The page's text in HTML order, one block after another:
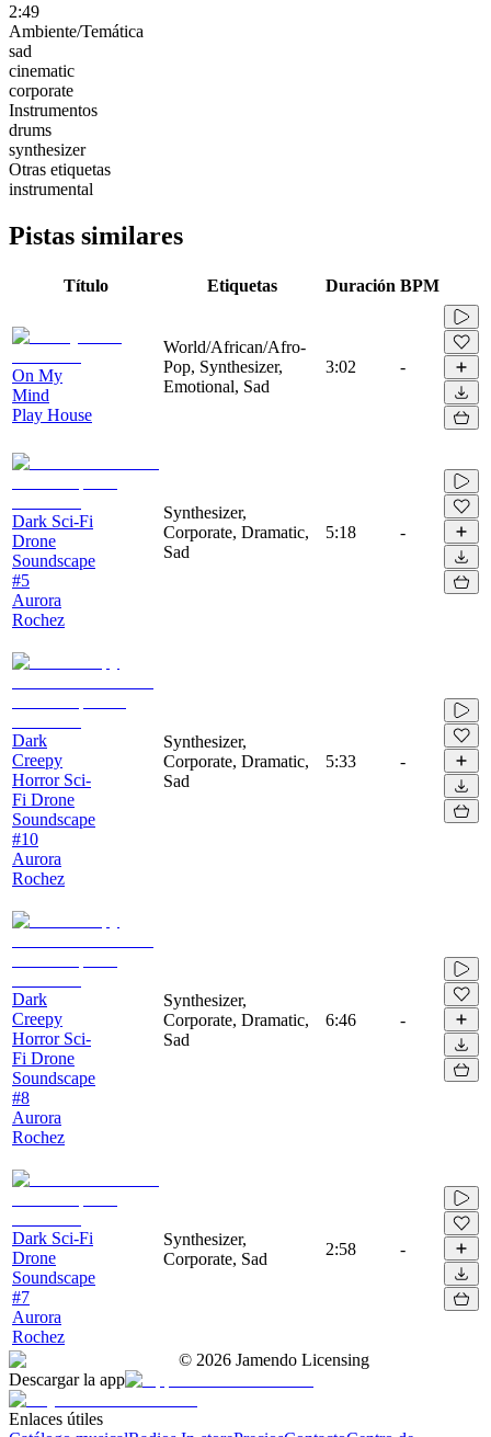
2:49
Ambiente/Temática
sad
cinematic
corporate
Instrumentos
drums
synthesizer
Otras etiquetas
instrumental
Pistas similares
Título Etiquetas Duración BPM
On My
Mind
Play House
World/African/Afro-
Pop, Synthesizer,
Emotional, Sad
3:02 -
Dark Sci-Fi
Drone
Soundscape
#5
Aurora
Rochez
Synthesizer,
Corporate, Dramatic,
Sad
5:18 -
Dark
Creepy
Horror Sci-
Fi Drone
Soundscape
#10
Aurora
Rochez
Synthesizer,
Corporate, Dramatic,
Sad
5:33 -
Dark
Creepy
Horror Sci-
Fi Drone
Soundscape
#8
Aurora
Rochez
Synthesizer,
Corporate, Dramatic,
Sad
6:46 -
Dark Sci-Fi
Drone
Soundscape
#7
Aurora
Rochez
Synthesizer,
Corporate, Sad
2:58 -
© 2026 Jamendo Licensing
Descargar la app
Enlaces útiles